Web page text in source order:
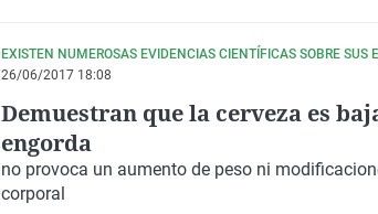
EXISTEN NUMEROSAS EVIDENCIAS CIENTÍFICAS SOBRE SUS
26/06/2017 18:08
Demuestran que la cerveza es
engorda
no provoca un aumento de peso ni
corporal